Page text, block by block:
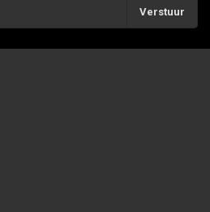
Verstuur